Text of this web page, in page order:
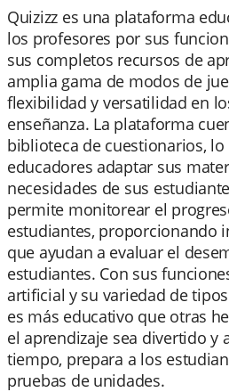
Quizizz es una plataforma
los profesores por sus
sus completos recursos de
amplia gama de modos de
flexibilidad y versatilidad en
enseñanza. La plataforma
biblioteca de cuestionarios,
educadores adaptar sus
necesidades de sus
permite monitorear el
estudiantes, proporcionando
que ayudan a evaluar el
estudiantes. Con sus
artificial y su variedad de
es más educativo que otras
el aprendizaje sea divertido y
tiempo, prepara a los
pruebas de unidades.